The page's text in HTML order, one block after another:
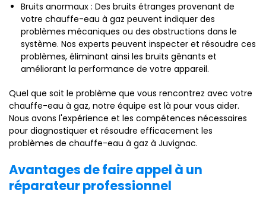
Bruits anormaux : Des bruits étranges provenant de
votre chauffe-eau à gaz peuvent indiquer des
problèmes mécaniques ou des obstructions dans le
système. Nos experts peuvent inspecter et résoudre ces
problèmes, éliminant ainsi les bruits gênants et
améliorant la performance de votre appareil.
Quel que soit le problème que vous rencontrez avec votre
chauffe-eau à gaz, notre équipe est là pour vous aider.
Nous avons l'expérience et les compétences nécessaires
pour diagnostiquer et résoudre efficacement les
problèmes de chauffe-eau à gaz à Juvignac.
Avantages de faire appel à un
réparateur professionnel